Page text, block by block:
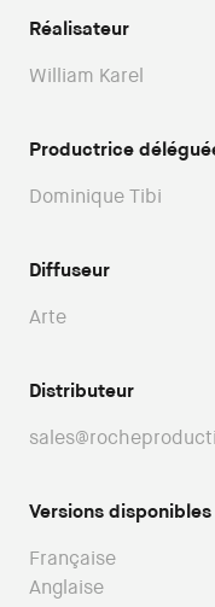
Réalisateur
William Karel
Productrice
Dominique Tibi
Diffuseur
Arte
Distributeur
Versions disponibles
Française
Anglaise